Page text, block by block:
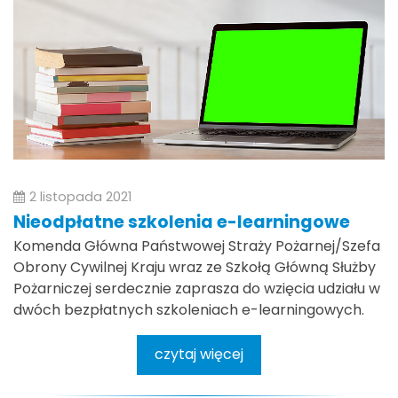
2 listopada 2021
Nieodpłatne szkolenia e-learningowe
Komenda Główna Państwowej Straży Pożarnej/Szefa
Obrony Cywilnej Kraju wraz ze Szkołą Główną Służby
Pożarniczej serdecznie zaprasza do wzięcia udziału w
dwóch bezpłatnych szkoleniach e-learningowych.
czytaj więcej